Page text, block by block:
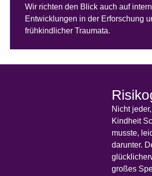
Wir richten den Blick auch auf
Entwicklungen in der Erforschung
frühkindlicher Traumata.
Nicht
Kindheit
musste,
darunter.
großes